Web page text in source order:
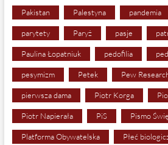
Pakistan Palestyna pandemia
parytety Paryż pasje
Paulina Łopatniuk pedofilia
pesymizm Petek Pew
pierwsza dama Piotr Korga
Piotr Napierała PiS Pismo
Platforma Obywatelska Płeć